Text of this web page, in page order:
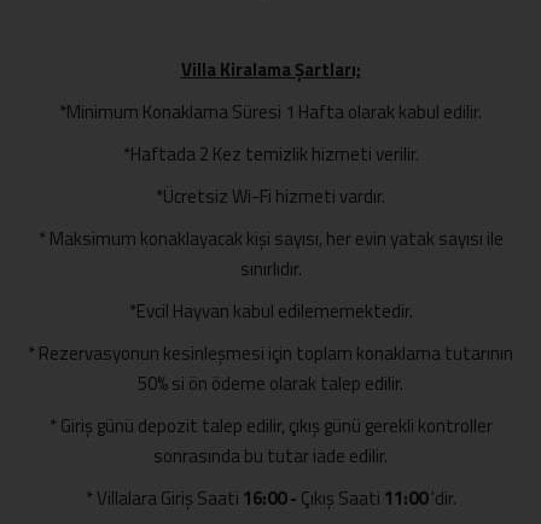
Villa Kiralama Şartları;
*Minimum Konaklama Süresi 1 Hafta olarak kabul edilir.
*Haftada 2 Kez temizlik hizmeti verilir.
*Ücretsiz Wi-Fi hizmeti vardır.
* Maksimum konaklayacak kişi sayısı, her evin yatak sayısı ile
sınırlıdır.
*Evcil Hayvan kabul edilememektedir.
* Rezervasyonun kesinleşmesi için toplam konaklama tutarının
50% si ön ödeme olarak talep edilir.
* Giriş günü depozit talep edilir, çıkış günü gerekli kontroller
sonrasında bu tutar iade edilir.
* Villalara Giriş Saati 16:00 - Çıkış Saati 11:00'dir.